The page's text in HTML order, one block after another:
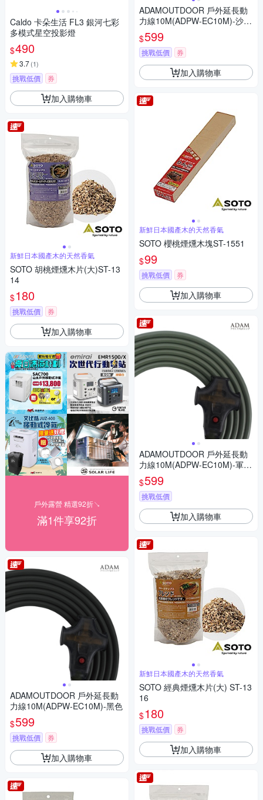
Caldo 卡朵生活 FL3 銀河七彩
多模式星空投影燈
$490
3.7(1)
挑戰低價 券
加入購物車
新鮮日本國產木的天然香氣
SOTO 胡桃煙燻木片(大)ST-13
14
$180
挑戰低價 券
加入購物車
戶外露營 精選92折↘
滿1件享92折
ADAMOUTDOOR 戶外延長動
力線10M(ADPW-EC10M)-黑色
$599
挑戰低價 券
加入購物車
ADAMOUTDOOR 戶外延長動
力線10M(ADPW-EC10M)-沙漠
色
$599
挑戰低價 券
加入購物車
新鮮日本國產木的天然香氣
SOTO 櫻桃煙燻木塊ST-1551
$99
挑戰低價 券
加入購物車
ADAMOUTDOOR 戶外延長動
力線10M(ADPW-EC10M)-軍綠
色
$599
挑戰低價
加入購物車
新鮮日本國產木的天然香氣
SOTO 經典煙燻木片(大) ST-13
16
$180
挑戰低價 券
加入購物車